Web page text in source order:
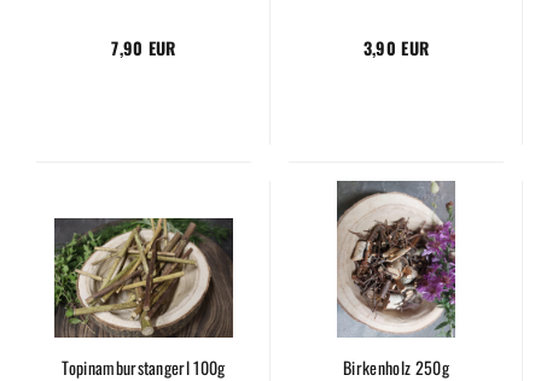
7,90 EUR 3,90 EUR
Topinamburstangerl 100g Birkenholz 250g